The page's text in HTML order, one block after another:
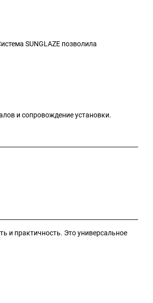
SUNGLAZE позволила
и сопровождение установки.
и практичность. Это универсальное